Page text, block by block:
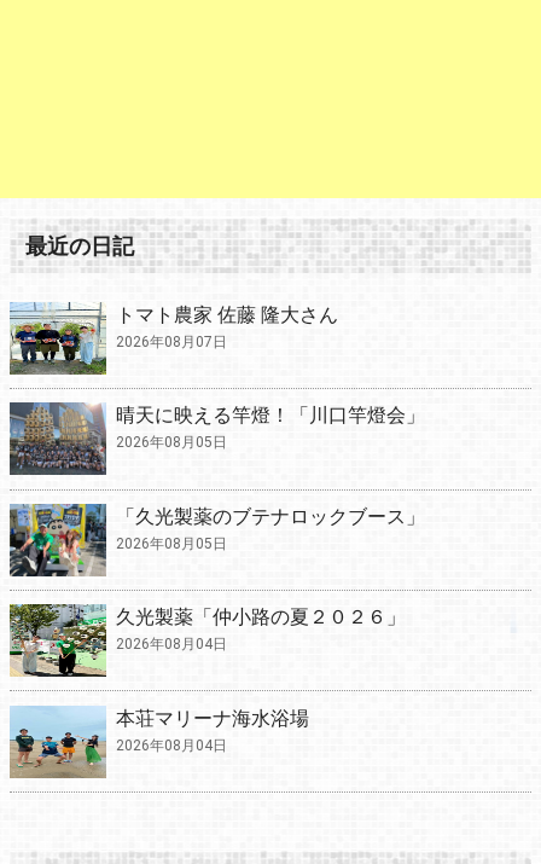
最近の日記
トマト農家 佐藤 隆大さん
2026年08月07日
晴天に映える竿燈！「川口竿燈会」
2026年08月05日
「久光製薬のブテナロックブース」
2026年08月05日
久光製薬「仲小路の夏２０２６」
2026年08月04日
本荘マリーナ海水浴場
2026年08月04日